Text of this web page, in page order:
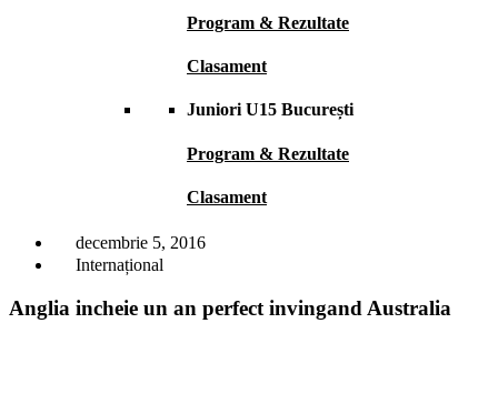
Program & Rezultate
Clasament
Juniori U15 București
Program & Rezultate
Clasament
decembrie 5, 2016
Internațional
Anglia incheie un an perfect invingand Australia